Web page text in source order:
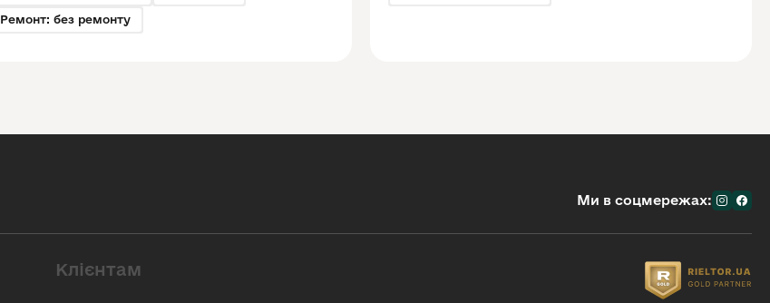
Ремонт: без ремонту
Ми в соцмережах:
Клієнтам